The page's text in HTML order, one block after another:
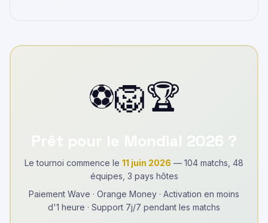
⚽🦁🏆
Prêt pour le Mondial 2026 ?
Le tournoi commence le 11 juin 2026 — 104 matchs, 48
équipes, 3 pays hôtes
Paiement Wave · Orange Money · Activation en moins
d'1 heure · Support 7j/7 pendant les matchs